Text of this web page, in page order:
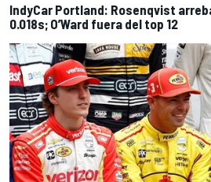
IndyCar Portland: Rosenqvist
0.018s; O’Ward fuera del top 12